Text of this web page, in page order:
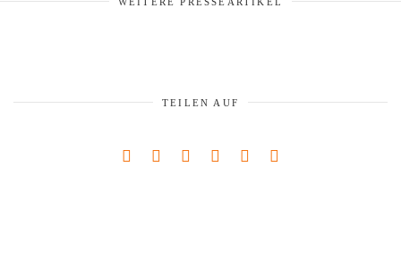
WEITERE PRESSEARTIKEL
TEILEN AUF